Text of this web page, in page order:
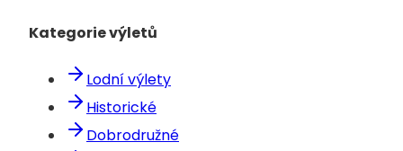
Kategorie výletů
Lodní výlety
Historické
Dobrodružné